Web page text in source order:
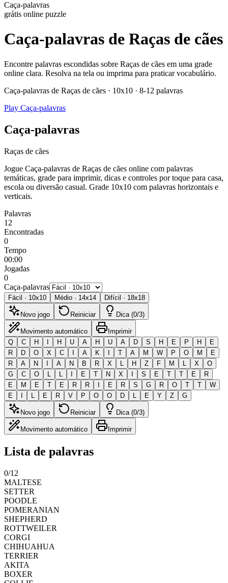
Caça-palavras
grátis online puzzle
Caça-palavras de Raças de cães
Encontre palavras escondidas sobre Raças de cães em uma grade
online clara. Resolva na tela ou imprima para praticar vocabulário.
Caça-palavras de Raças de cães · 10x10 · 8-12 palavras
Play Caça-palavras
Caça-palavras
Raças de cães
Jogue Caça-palavras de Raças de cães online com palavras
temáticas, grade para imprimir, dicas e controles por toque para casa,
escola ou diversão casual. Grade 10x10 com palavras horizontais e
verticais.
Palavras
12
Encontradas
0
Tempo
00:00
Jogadas
0
Caça-palavras
Fácil · 10x10 Médio · 14x14 Difícil · 18x18
Novo jogo Reiniciar Dica (0/3)
Movimento automático
Imprimir
Q
C H I H U A H U A D S H E P H
E
R
D O X C I A K I T A M W P O M
E
R
A N I A N B R X L H Z F M L X
O
G
C O L L I E T N X I S E T T E
R
E
M E T E R R I E R S G R O T T
W
E
I L E R V P O O D L E Y Z G
Novo jogo Reiniciar Dica (0/3)
Movimento automático Imprimir
Lista de palavras
0/12
MALTESE
SETTER
POODLE
POMERANIAN
SHEPHERD
ROTTWEILER
CORGI
CHIHUAHUA
TERRIER
AKITA
BOXER